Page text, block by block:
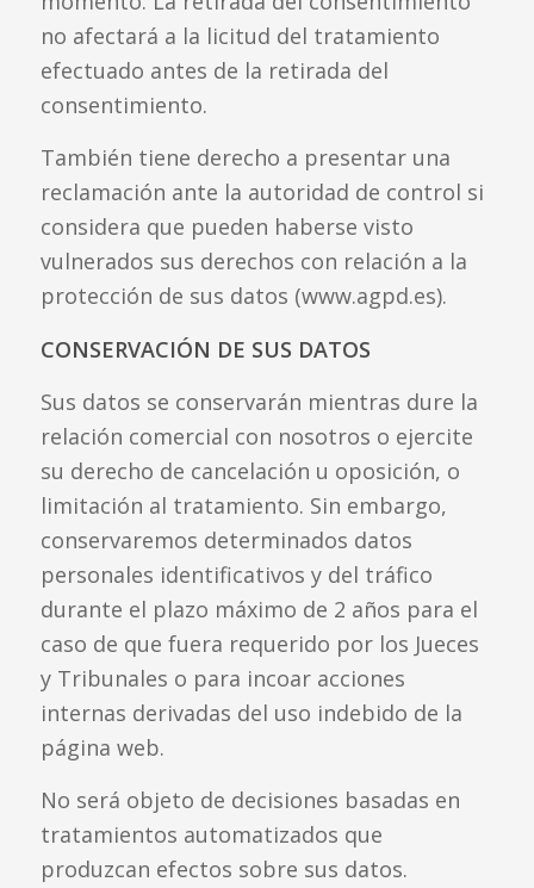
no afectará a la licitud del tratamiento
efectuado antes de la retirada del
consentimiento.
También tiene derecho a presentar una
reclamación ante la autoridad de control si
considera que pueden haberse visto
vulnerados sus derechos con relación a la
protección de sus datos (www.agpd.es).
CONSERVACIÓN DE SUS DATOS
Sus datos se conservarán mientras dure la
relación comercial con nosotros o ejercite
su derecho de cancelación u oposición, o
limitación al tratamiento. Sin embargo,
conservaremos determinados datos
personales identificativos y del tráfico
durante el plazo máximo de 2 años para el
caso de que fuera requerido por los Jueces
y Tribunales o para incoar acciones
internas derivadas del uso indebido de la
página web.
No será objeto de decisiones basadas en
tratamientos automatizados que
produzcan efectos sobre sus datos.